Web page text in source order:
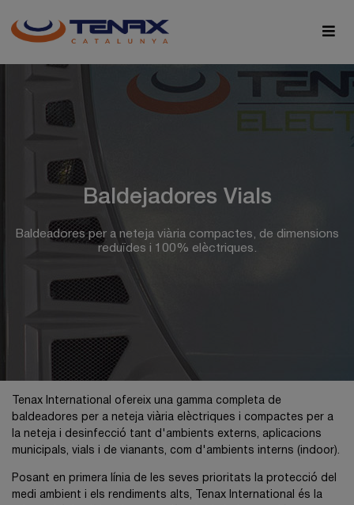
Baldejadores Vials
Baldeadores per a neteja viària compactes, de dimensions
reduïdes i 100% elèctriques.
Tenax International ofereix una gamma completa de
baldeadores per a neteja viària elèctriques i compactes per a
la neteja i desinfecció tant d'ambients externs, aplicacions
municipals, vials i de vianants, com d'ambients interns (indoor).
Posant en primera línia de les seves prioritats la protecció del
medi ambient i els rendiments alts, Tenax International és la